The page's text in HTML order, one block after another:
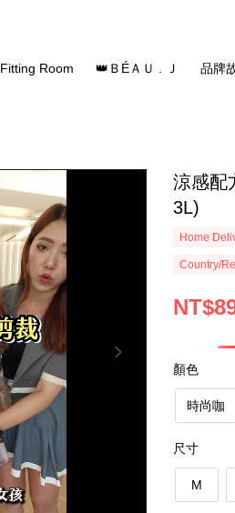
Fitting Room 👑ＢÉＡＵ . Ｊ 品牌
涼感配
3L)
Home
Country/
顏色
時尚咖
尺寸
M